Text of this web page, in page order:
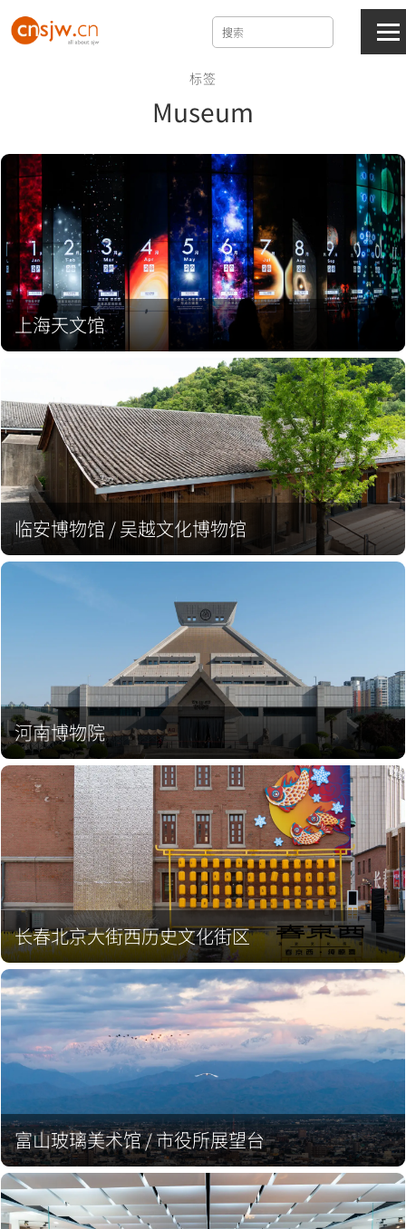
标签
Museum
上海天文馆
临安博物馆 / 吴越文化博物馆
河南博物院
长春北京大街西历史文化街区
富山玻璃美术馆 / 市役所展望台